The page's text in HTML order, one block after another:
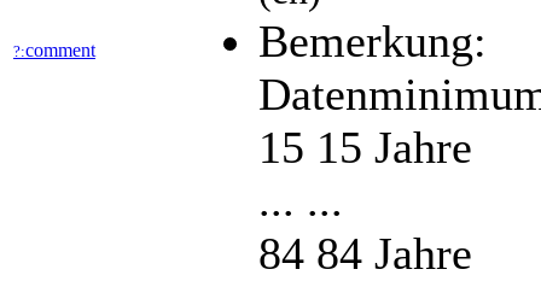
?:comment
Bemerkung:
15 15 Jahre
... ...
84 84 Jahre